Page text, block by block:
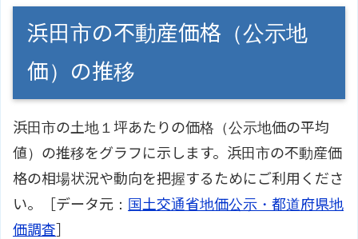
浜田市の不動産価格（公示地
価）の推移
浜田市の土地１坪あたりの価格（公示地価の平均
値）の推移をグラフに示します。浜田市の不動産価
格の相場状況や動向を把握するためにご利用くださ
い。［データ元： 国土交通省地価公示・都道府県地
価調査］